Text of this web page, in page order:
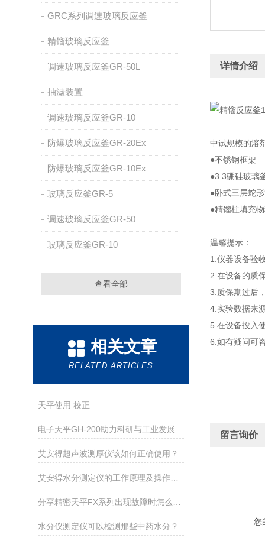
GRC系列调速玻璃反应釜
精馏玻璃反应釜
调速玻璃反应釜GR-50L
抽滤装置
调速玻璃反应釜GR-10
防爆玻璃反应釜GR-20Ex
防爆玻璃反应釜GR-10Ex
玻璃反应釜GR-5
调速玻璃反应釜GR-50
玻璃反应釜GR-10
查看全部
相关文章
RELATED ARTICLES
天平使用 校正
电子天平GH-200助力科研与工业发展
艾安得超声波测厚仪该如何正确使用？
艾安得水分测定仪的工作原理及操作指南
水分仪测定仪可以检测那些中药水分？
详情介绍
中试规模的溶
●不锈钢框架
●3.3硼硅玻璃
●卧式三层蛇
●精馏柱填充
温馨提示：
1.仪器设备验
2.在设备的质
3.质保期过后
4.实验数据来
5.在设备投入
6.如有疑问可
留言询价
您